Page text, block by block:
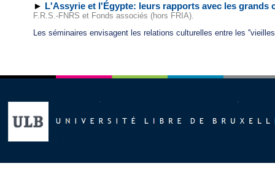
► L'Assyrie et l'Égypte: leurs rapports avec les
F.R.S.-FNRS et Fonds associés (hors FRIA).
Les séminaires envisagent les relations culturelles entre les